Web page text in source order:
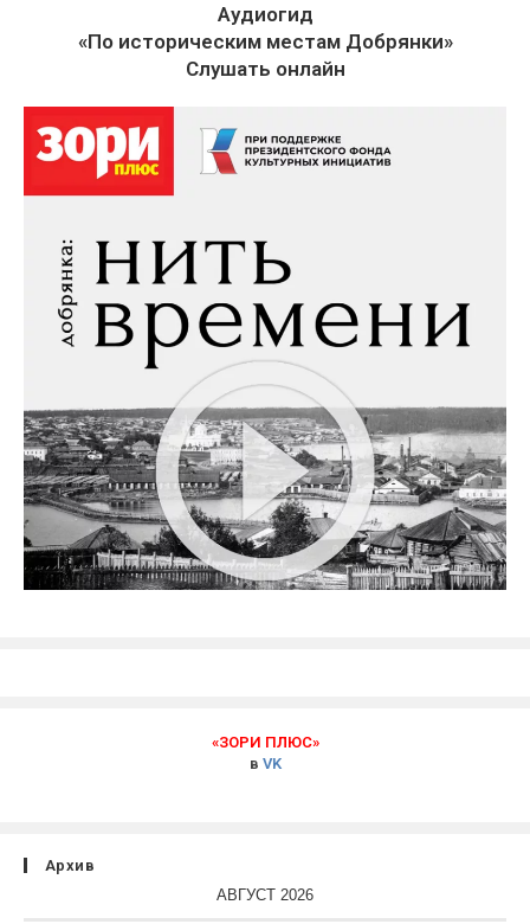
Аудиогид
«По историческим местам Добрянки»
Слушать онлайн
«ЗОРИ ПЛЮС»
в VK
Архив
АВГУСТ 2026